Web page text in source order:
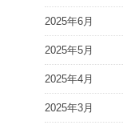
2025年6月
2025年5月
2025年4月
2025年3月